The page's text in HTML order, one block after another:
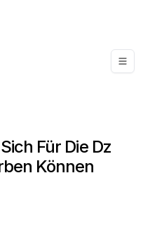
Für Die Dz
Können